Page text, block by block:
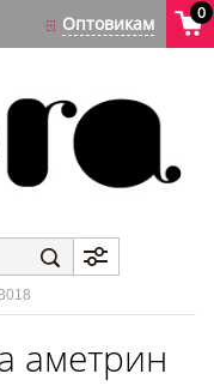
0
аметрин